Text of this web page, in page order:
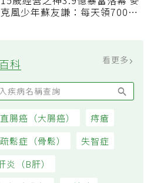
15歲經營之神3.9億暴富落幕 麥
科